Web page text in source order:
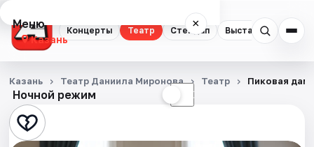
Концерты Театр Стендап Выставки
Меню ×
Казань
Концерты
Театр
Стендап
Ночной режим ☾
Казань Театр Даниила Миронова Театр Пиковая